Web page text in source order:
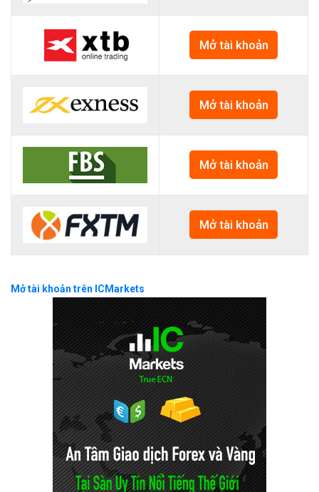
Mở tài khoản
Mở tài khoản
Mở tài khoản
Mở tài khoản
Mở tài khoản trên ICMarkets